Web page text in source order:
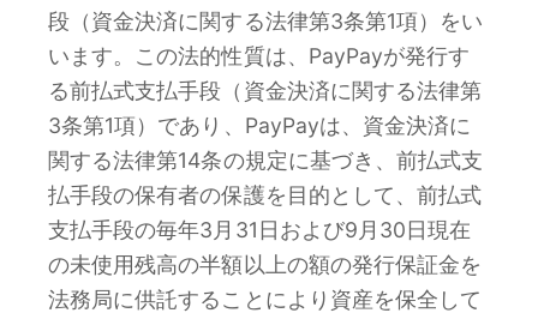
段（資金決済に関する法律第3条第1項）をい
います。この法的性質は、PayPayが発行す
る前払式支払手段（資金決済に関する法律第
3条第1項）であり、PayPayは、資金決済に
関する法律第14条の規定に基づき、前払式支
払手段の保有者の保護を目的として、前払式
支払手段の毎年3月31日および9月30日現在
の未使用残高の半額以上の額の発行保証金を
法務局に供託することにより資産を保全して